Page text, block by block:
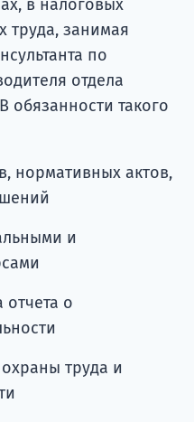
в налоговых
труда, занимая
по
отдела
обязанности такого
нормативных актов,
и
отчета о
труда и